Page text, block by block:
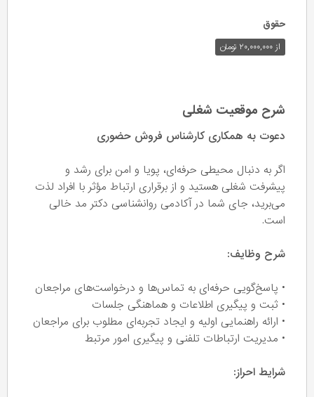
حقوق
از ۲۰,۰۰۰,۰۰۰ تومان
شرح موقعیت شغلی
دعوت به همکاری کارشناس فروش حضوری
اگر به دنبال محیطی حرفه‌ای، پویا و امن برای رشد و
پیشرفت شغلی هستید و از برقراری ارتباط مؤثر با افراد لذت
می‌برید، جای شما در آکادمی روانشناسی دکتر مد خالی
است.
شرح وظایف:
• پاسخ‌گویی حرفه‌ای به تماس‌ها و درخواست‌های مراجعان
• ثبت و پیگیری اطلاعات و هماهنگی جلسات
• ارائه راهنمایی اولیه و ایجاد تجربه‌ای مطلوب برای مراجعان
• مدیریت ارتباطات تلفنی و پیگیری امور مرتبط
شرایط احراز: